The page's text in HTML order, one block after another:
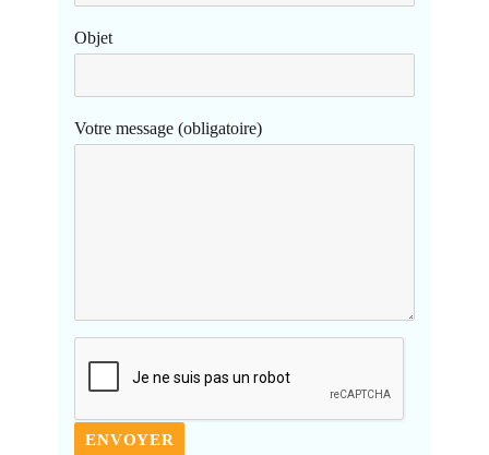
Objet
Votre message (obligatoire)